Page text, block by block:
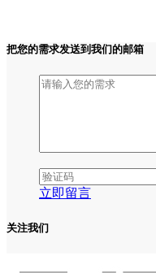
把您的需求发送到我们的邮箱
立即留言
关注我们